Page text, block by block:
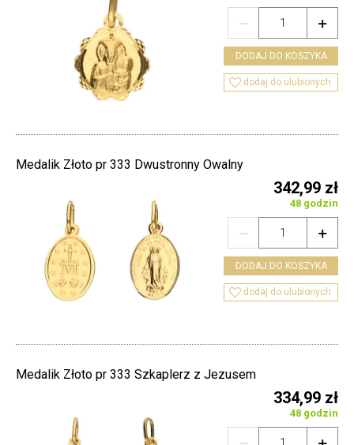


DODAJ DO KOSZYKA
 dodaj do ulubionych
Medalik Złoto pr 333 Dwustronny Owalny
342,99 zł
48 godzin


DODAJ DO KOSZYKA
 dodaj do ulubionych
Medalik Złoto pr 333 Szkaplerz z Jezusem
334,99 zł
48 godzin